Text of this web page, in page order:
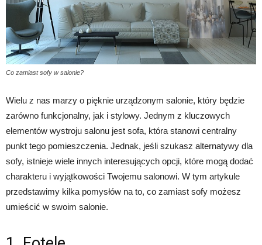
Co zamiast sofy w salonie?
Wielu z nas marzy o pięknie urządzonym salonie, który będzie
zarówno funkcjonalny, jak i stylowy. Jednym z kluczowych
elementów wystroju salonu jest sofa, która stanowi centralny
punkt tego pomieszczenia. Jednak, jeśli szukasz alternatywy dla
sofy, istnieje wiele innych interesujących opcji, które mogą dodać
charakteru i wyjątkowości Twojemu salonowi. W tym artykule
przedstawimy kilka pomysłów na to, co zamiast sofy możesz
umieścić w swoim salonie.